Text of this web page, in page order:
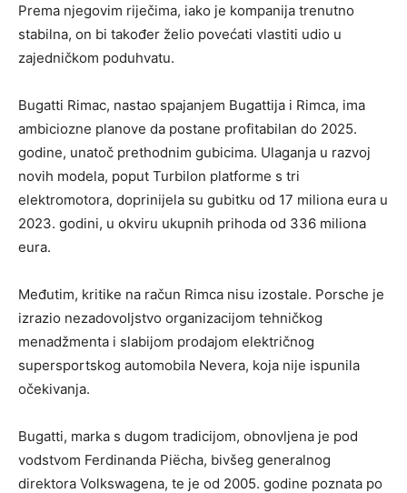
Prema njegovim riječima, iako je kompanija trenutno
stabilna, on bi također želio povećati vlastiti udio u
zajedničkom poduhvatu.
Bugatti Rimac, nastao spajanjem Bugattija i Rimca, ima
ambiciozne planove da postane profitabilan do 2025.
godine, unatoč prethodnim gubicima. Ulaganja u razvoj
novih modela, poput Turbilon platforme s tri
elektromotora, doprinijela su gubitku od 17 miliona eura u
2023. godini, u okviru ukupnih prihoda od 336 miliona
eura.
Međutim, kritike na račun Rimca nisu izostale. Porsche je
izrazio nezadovoljstvo organizacijom tehničkog
menadžmenta i slabijom prodajom električnog
supersportskog automobila Nevera, koja nije ispunila
očekivanja.
Bugatti, marka s dugom tradicijom, obnovljena je pod
vodstvom Ferdinanda Piëcha, bivšeg generalnog
direktora Volkswagena, te je od 2005. godine poznata po